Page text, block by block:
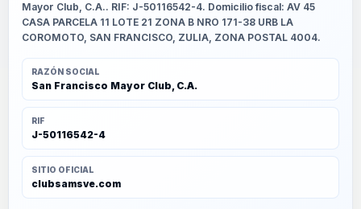
Mayor Club, C.A.. RIF: J-50116542-4. Domicilio fiscal: AV 45
CASA PARCELA 11 LOTE 21 ZONA B NRO 171-38 URB LA
COROMOTO, SAN FRANCISCO, ZULIA, ZONA POSTAL 4004.
RAZÓN SOCIAL
San Francisco Mayor Club, C.A.
RIF
J-50116542-4
SITIO OFICIAL
clubsamsve.com